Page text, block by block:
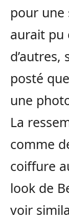
pour une
aurait pu
d’autres,
posté
une
La
comme
coiffure
look de
voir